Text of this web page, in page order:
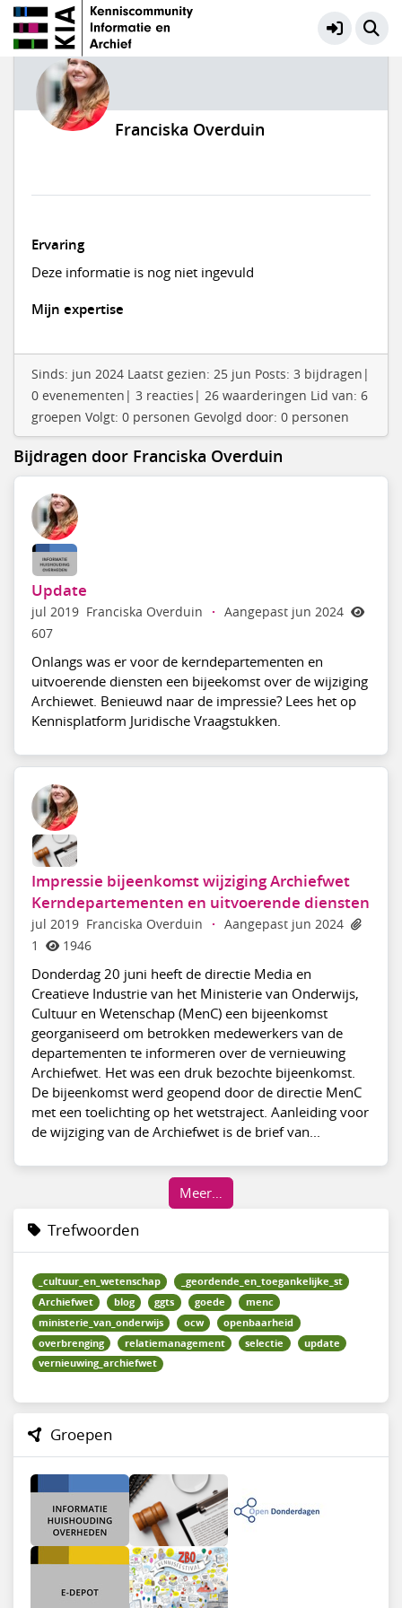
Franciska Overduin
Ervaring
Deze informatie is nog niet ingevuld
Mijn expertise
Sinds: jun 2024 Laatst gezien: 25 jun Posts: 3 bijdragen|
0 evenementen| 3 reacties| 26 waarderingen Lid van: 6
groepen Volgt: 0 personen Gevolgd door: 0 personen
Bijdragen door Franciska Overduin
Update
jul 2019 Franciska Overduin ·
Aangepast jun 2024
607
Onlangs was er voor de kerndepartementen en
uitvoerende diensten een bijeekomst over de wijziging
Archiewet. Benieuwd naar de impressie? Lees het op
Kennisplatform Juridische Vraagstukken.
Impressie bijeenkomst wijziging Archiefwet
Kerndepartementen en uitvoerende diensten
jul 2019 Franciska Overduin ·
Aangepast jun 2024
1
1946
Donderdag 20 juni heeft de directie Media en
Creatieve Industrie van het Ministerie van Onderwijs,
Cultuur en Wetenschap (MenC) een bijeenkomst
georganiseerd om betrokken medewerkers van de
departementen te informeren over de vernieuwing
Archiefwet. Het was een druk bezochte bijeenkomst.
De bijeenkomst werd geopend door de directie MenC
met een toelichting op het wetstraject. Aanleiding voor
de wijziging van de Archiefwet is de brief van...
Meer…
Trefwoorden
_cultuur_en_wetenschap
_geordende_en_toegankelijke_st
Archiefwet
blog ggts goede
menc
ministerie_van_onderwijs
ocw
openbaarheid
overbrenging
relatiemanagement selectie
update
vernieuwing_archiefwet
Groepen